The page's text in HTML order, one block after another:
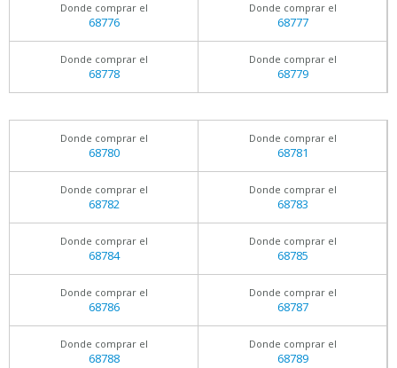
Donde comprar el
68776
Donde comprar el
68777
Donde comprar el
68778
Donde comprar el
68779
Donde comprar el
68780
Donde comprar el
68781
Donde comprar el
68782
Donde comprar el
68783
Donde comprar el
68784
Donde comprar el
68785
Donde comprar el
68786
Donde comprar el
68787
Donde comprar el
68788
Donde comprar el
68789